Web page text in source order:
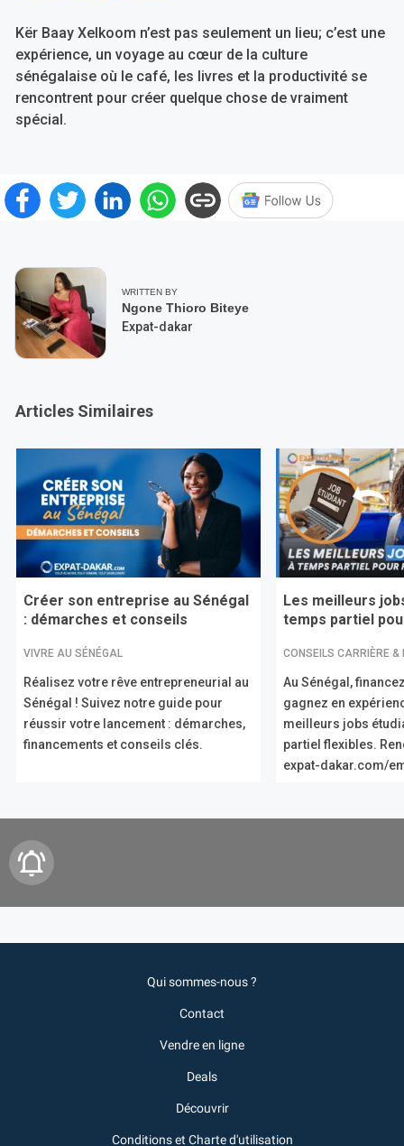
Kër Baay Xelkoom n’est pas seulement un lieu; c’est une
expérience, un voyage au cœur de la culture
sénégalaise où le café, les livres et la productivité se
rencontrent pour créer quelque chose de vraiment
spécial.
WRITTEN BY
Ngone Thioro Biteye
Expat-dakar
Articles Similaires
Créer son entreprise au Sénégal
: démarches et conseils
VIVRE AU SÉNÉGAL
Réalisez votre rêve entrepreneurial au
Sénégal ! Suivez notre guide pour
réussir votre lancement : démarches,
financements et conseils clés.
Les meilleurs
temps partiel
CONSEILS CARRIÈRE &
Au Sénégal,
gagnez en
meilleurs jobs
partiel flexibles.
expat-dakar.com/
Qui sommes-nous ?
Contact
Vendre en ligne
Deals
Découvrir
Conditions et Charte d'utilisation